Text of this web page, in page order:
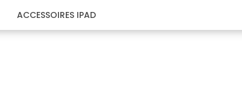
ACCESSOIRES IPAD